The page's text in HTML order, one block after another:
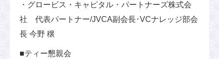
・グロービス・キャピタル・パートナーズ株式会
社 代表パートナー/JVCA副会長･VCナレッジ部会
長 今野 穣
■ティー懇親会